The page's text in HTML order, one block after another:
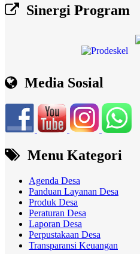
Sinergi Program
Media Sosial
Menu Kategori
Agenda Desa
Panduan Layanan Desa
Produk Desa
Peraturan Desa
Laporan Desa
Perpustakaan Desa
Transparansi Keuangan